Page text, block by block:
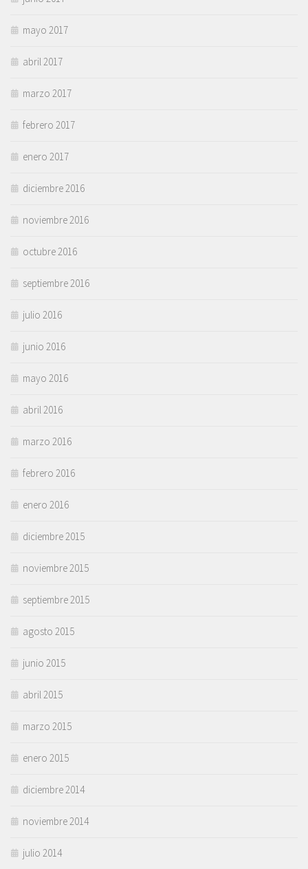
mayo 2017
abril 2017
marzo 2017
febrero 2017
enero 2017
diciembre 2016
noviembre 2016
octubre 2016
septiembre 2016
julio 2016
junio 2016
mayo 2016
abril 2016
marzo 2016
febrero 2016
enero 2016
diciembre 2015
noviembre 2015
septiembre 2015
agosto 2015
junio 2015
abril 2015
marzo 2015
enero 2015
diciembre 2014
noviembre 2014
julio 2014